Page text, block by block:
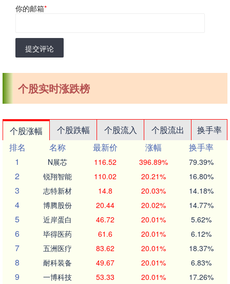
你的邮箱*
提交评论
个股实时涨跌榜
个股涨幅 个股跌幅 个股流入 个股流出
换手率
排名
名称 最新价 涨幅
换手率
1
N展芯 116.52 396.89% 79.39%
2 锐翔智能 110.02 20.21% 16.80%
3 志特新材 14.8 20.03% 14.18%
4 博腾股份 20.44 20.02% 14.77%
5 近岸蛋白 46.72 20.01% 5.62%
6 毕得医药 61.6 20.01% 6.12%
7 五洲医疗 83.62 20.01% 18.37%
8 耐科装备 49.67 20.01% 6.83%
9 一博科技 53.33 20.01% 17.26%